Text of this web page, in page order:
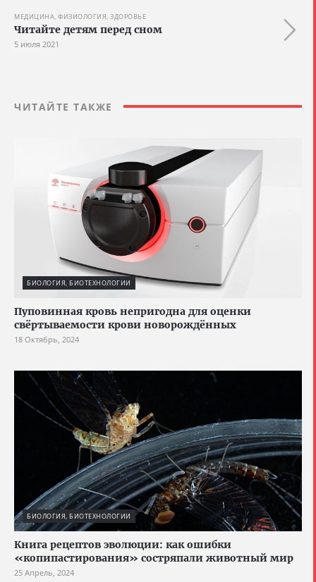
МЕДИЦИНА, ФИЗИОЛОГИЯ, ЗДОРОВЬЕ
Читайте детям перед сном
5 июля 2021
ЧИТАЙТЕ ТАКЖЕ
БИОЛОГИЯ, БИОТЕХНОЛОГИИ
Пуповинная кровь непригодна для оценки
свёртываемости крови новорождённых
18 Октябрь, 2024
БИОЛОГИЯ, БИОТЕХНОЛОГИИ
Книга рецептов эволюции: как ошибки
«копипастирования» состряпали животный мир
25 Апрель, 2024